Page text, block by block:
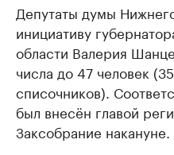
Депутаты думы
инициативу
области Валерия
числа до 47 человек
списочников).
был внесён главой
Заксобрание накануне.